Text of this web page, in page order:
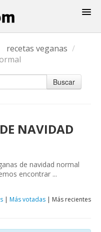
Menus
recetas veganas /
Buscar
NAVIDAD
de navidad normal
encontrar ...
| Más votadas | Más recientes